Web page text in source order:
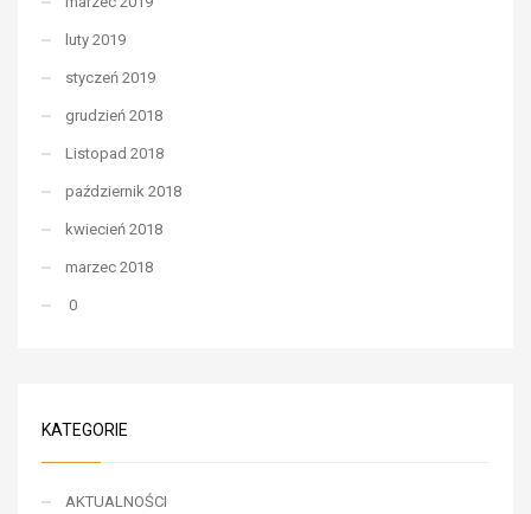
luty 2019
styczeń 2019
grudzień 2018
Listopad 2018
październik 2018
kwiecień 2018
marzec 2018
0
KATEGORIE
AKTUALNOŚCI